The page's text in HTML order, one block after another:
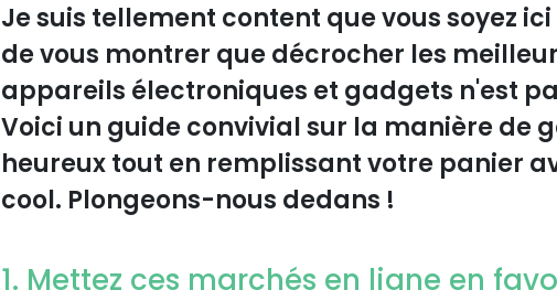
Je suis tellement content que vous soyez
de vous montrer que décrocher les
appareils électroniques et gadgets n'est
Voici un guide convivial sur la manière de
heureux tout en remplissant votre panier
cool. Plongeons-nous dedans !
1. Mettez ces marchés en ligne en